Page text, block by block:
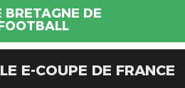
BRETAGNE DE
E-COUPE DE FRANCE